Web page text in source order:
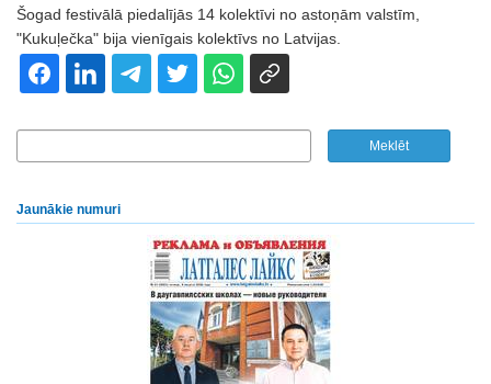
Šogad festivālā piedalījās 14 kolektīvi no astoņām valstīm,
"Kukuļečka" bija vienīgais kolektīvs no Latvijas.
Jaunākie numuri